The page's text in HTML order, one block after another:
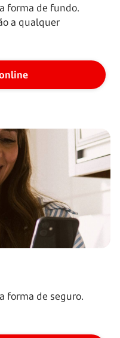
forma de fundo.
a qualquer
forma de seguro.